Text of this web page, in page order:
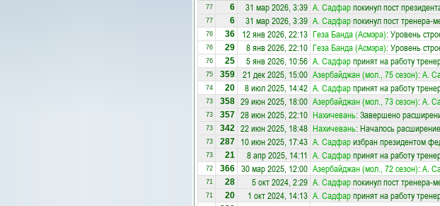
77 6 31 мар 2026, 3:39 А. Садфарпокинул пост
77 6 31 мар 2026, 3:39 А. Садфарпокинул пост тренера-
76 36 12 янв 2026, 22:13 Геза Банда (Асмэра): Уровень
76 29 8 янв 2026, 22:10 Геза Банда (Асмэра): Уровень
76 25 5 янв 2026, 10:56 А. Садфарпринят на работу
75 359 21 дек 2025, 15:00 Азербайджан (мол., 75 сезон): А.
74 20 8 июл 2025, 14:42 А. Садфарпринят на работу
73 358 29 июн 2025, 18:00 Азербайджан (мол., 73 сезон): А.
73 357 28 июн 2025, 22:10 Нахичевань: Завершено
73 342 22 июн 2025, 18:48 Нахичевань: Началось
73 287 10 июн 2025, 17:43 А. Садфаризбран президентом
73 21 8 апр 2025, 14:11 А. Садфарпринят на работу
72 366 30 мар 2025, 12:00 Азербайджан (мол., 72 сезон): А.
71 28 5 окт 2024, 2:29 А. Садфарпокинул пост тренера-
71 20 1 окт 2024, 14:13 А. Садфарпринят на работу